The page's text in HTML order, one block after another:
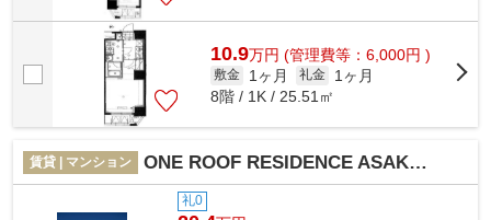
10.9万円 (管理費等：6,000円 )
敷金 1ヶ月 礼金
1ヶ月
8階 / 1K / 25.51㎡
賃貸 | マンション ONE ROOF RESIDENCE ASAKUSABASHI（ワンルーフレジデンス浅草橋）
礼0